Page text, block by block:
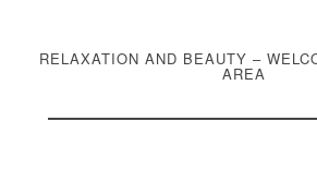
RELAXATION AND BEAUTY –
AREA